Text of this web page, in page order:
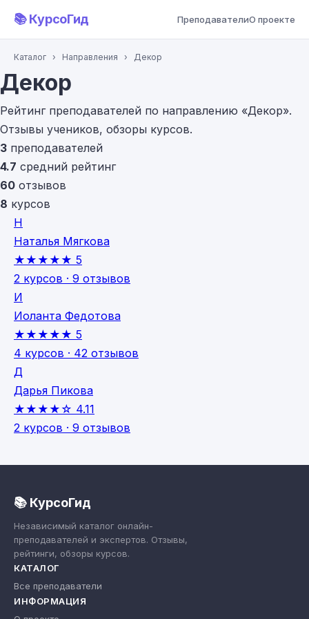
📚 КурсоГид ПреподавателиО проекте
Каталог › Направления › Декор
Декор
Рейтинг преподавателей по направлению «Декор».
Отзывы учеников, обзоры курсов.
3 преподавателей
4.7 средний рейтинг
60 отзывов
8 курсов
Н
Наталья Мягкова
★★★★★ 5
2 курсов · 9 отзывов
И
Иоланта Федотова
★★★★★ 5
4 курсов · 42 отзывов
Д
Дарья Пикова
★★★★☆ 4.11
2 курсов · 9 отзывов
📚 КурсоГид
Независимый каталог онлайн-
преподавателей и экспертов. Отзывы,
рейтинги, обзоры курсов.
КАТАЛОГ
Все преподаватели
ИНФОРМАЦИЯ